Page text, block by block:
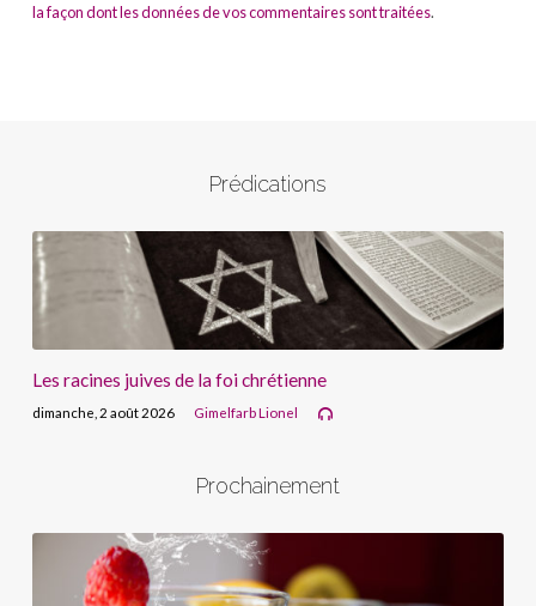
la façon dont les données de vos commentaires sont traitées.
Prédications
Les racines juives de la foi chrétienne
dimanche, 2 août 2026 Gimelfarb Lionel
Prochainement